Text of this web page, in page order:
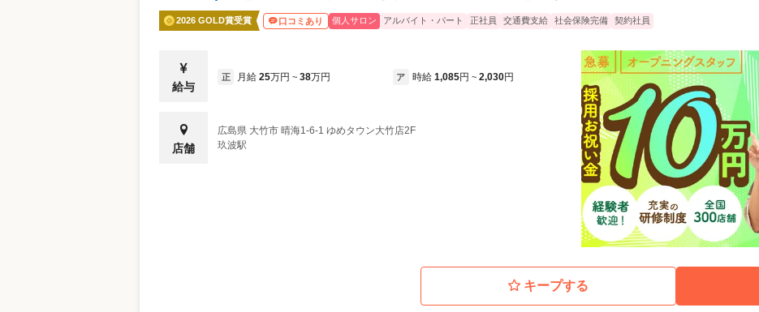
2026 GOLD賞受賞 口コミあり 個人サロン アルバイト・パート 正社員 交通費支給 社会保険完備 契約社員
給与
正 月給 25万円 ~ 38万円 ア 時給 1,085円 ~ 2,030円
店舗
広島県 大竹市 晴海1-6-1 ゆめタウン大竹店2F
玖波駅
キープする